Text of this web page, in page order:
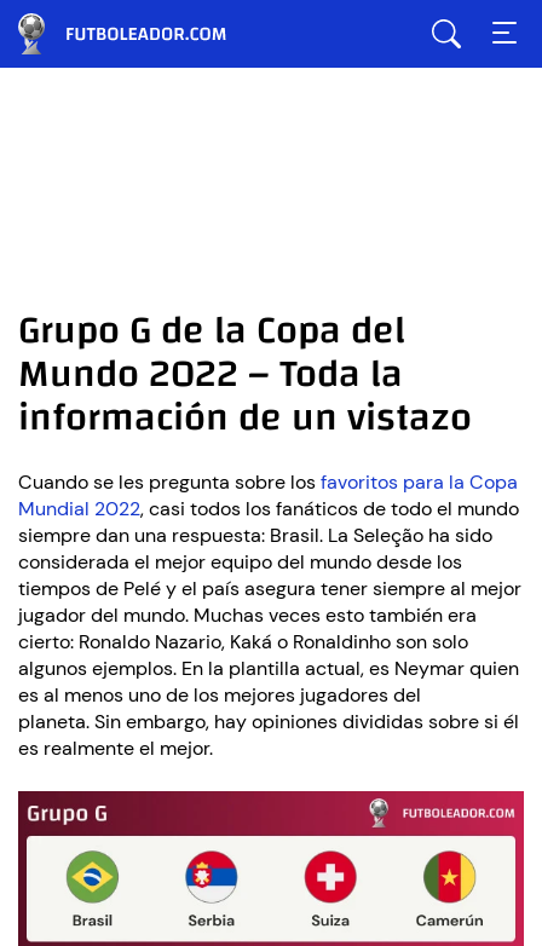
Grupo G de la Copa del
Mundo 2022 – Toda la
información de un vistazo
Cuando se les pregunta sobre losfavoritos para la Copa
Mundial 2022, casi todos los fanáticos de todo el mundo
siempre dan una respuesta: Brasil. La Seleção ha sido
considerada el mejor equipo del mundo desde los
tiempos de Pelé y el país asegura tener siempre al mejor
jugador del mundo. Muchas veces esto también era
cierto: Ronaldo Nazario, Kaká o Ronaldinho son solo
algunos ejemplos. En la plantilla actual, es Neymar quien
es al menos uno de los mejores jugadores del
planeta. Sin embargo, hay opiniones divididas sobre si él
es realmente el mejor.